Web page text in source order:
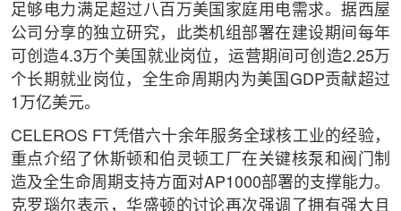
足够电力满足超过八百万美国家庭用电需求。据西屋
公司分享的独立研究，此类机组部署在建设期间每年
可创造4.3万个美国就业岗位，运营期间可创造2.25万
个长期就业岗位，全生命周期内为美国GDP贡献超过
1万亿美元。
CELEROS FT凭借六十余年服务全球核工业的经验，
重点介绍了休斯顿和伯灵顿工厂在关键核泵和阀门制
造及全生命周期支持方面对AP1000部署的支撑能力。
克罗瑙尔表示，华盛顿的讨论再次强调了拥有强大且